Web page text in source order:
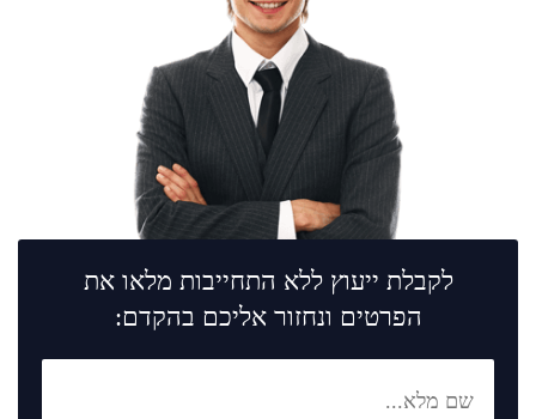
לקבלת ייעוץ ללא התחייבות מלאו את
הפרטים ונחזור אליכם בהקדם: